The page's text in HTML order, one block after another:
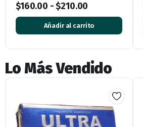
$160.00 -$210.00
Añadir al carrito
Lo Más Vendido